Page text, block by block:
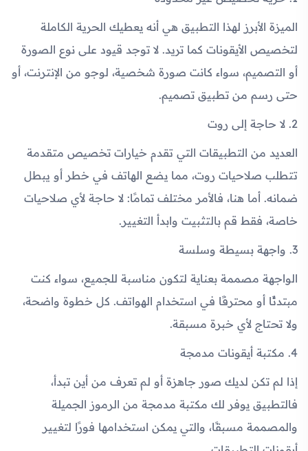
الميزة الأبرز لهذا التطبيق هي أنه يعطيك الحرية الكاملة
لتخصيص الأيقونات كما تريد. لا توجد قيود على نوع الصورة
أو التصميم، سواء كانت صورة شخصية، لوجو من الإنترنت، أو
حتى رسم من تطبيق تصميم.
2. لا حاجة إلى روت
العديد من التطبيقات التي تقدم خيارات تخصيص متقدمة
تتطلب صلاحيات روت، مما يضع الهاتف في خطر أو يبطل
ضمانه. أما هنا، فالأمر مختلف تمامًا: لا حاجة لأي صلاحيات
خاصة، فقط قم بالتثبيت وابدأ التغيير.
3. واجهة بسيطة وسلسة
الواجهة مصممة بعناية لتكون مناسبة للجميع، سواء كنت
مبتدئًا أو محترفًا في استخدام الهواتف. كل خطوة واضحة،
ولا تحتاج لأي خبرة مسبقة.
4. مكتبة أيقونات مدمجة
إذا لم تكن لديك صور جاهزة أو لم تعرف من أين تبدأ،
فالتطبيق يوفر لك مكتبة مدمجة من الرموز الجميلة
والمصممة مسبقًا، والتي يمكن استخدامها فورًا لتغيير